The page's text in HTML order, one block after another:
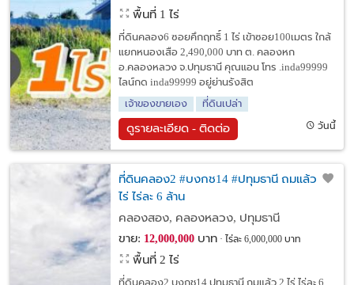
พื้นที่ 1 ไร่
ที่ดินคลอง6 ซอยคึกฤทธิ์ 1 ไร่ เข้าซอย100เมตร ใกล้
แยกหนองเสือ 2,490,000 บาท ต. คลองหก
อ.คลองหลวง จ.ปทุมธานี คุณแอน โทร .inda99999
ไลน์กด inda99999 อยู่ย่านรังสิต
เจ้าของขายเอง
ที่ดินเปล่า
ดูรายละเอียด - ติดต่อ วันนี้
ที่ดินคลอง2 #บงกช14 #ปทุมธานี ถมแล้ว 2
ไร่ ไร่ละ 6 ล้าน
คลองสอง, คลองหลวง, ปทุมธานี
ขาย: 12,000,000บาท ไร่ละ 6,000,000 บาท
พื้นที่ 2 ไร่
ที่ดินคลอง2 บงกช14 ปทุมธานี ถมแล้ว 2 ไร่ ไร่ละ 6